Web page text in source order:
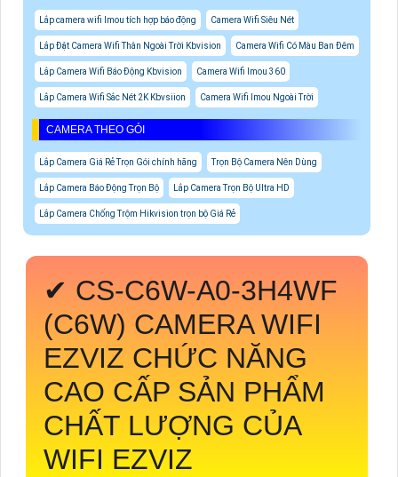
Lắp camera wifi Imou tích hợp báo động Camera Wifi Siêu Nét
Lắp Đặt Camera Wifi Thân Ngoài Trời Kbvision Camera Wifi Có Màu Ban Đêm
Lắp Camera Wifi Báo Động Kbvision Camera Wifi Imou 360
Lắp Camera Wifi Sắc Nét 2K Kbvsiion Camera Wifi Imou Ngoài Trời
CAMERA THEO GÓI
Lắp Camera Giá Rẻ Trọn Gói chính hãng Trọn Bộ Camera Nên Dùng
Lắp Camera Báo Động Trọn Bộ Lắp Camera Trọn Bộ Ultra HD
Lắp Camera Chống Trộm Hikvision trọn bộ Giá Rẻ
✔ CS-C6W-A0-3H4WF
(C6W) CAMERA WIFI
EZVIZ CHỨC NĂNG
CAO CẤP SẢN PHẨM
CHẤT LƯỢNG CỦA
WIFI EZVIZ